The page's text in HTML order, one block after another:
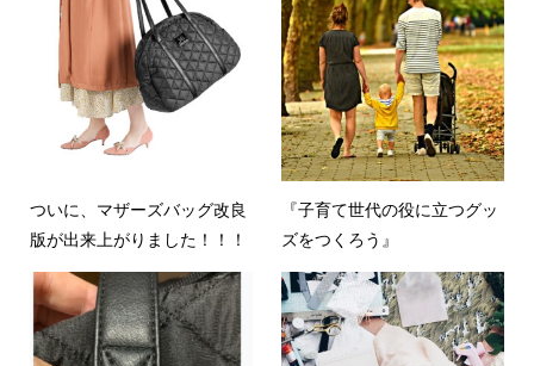
ついに、マザーズバッグ改良
版が出来上がりました！！！
『子育て世代の役に立つグッ
ズをつくろう』